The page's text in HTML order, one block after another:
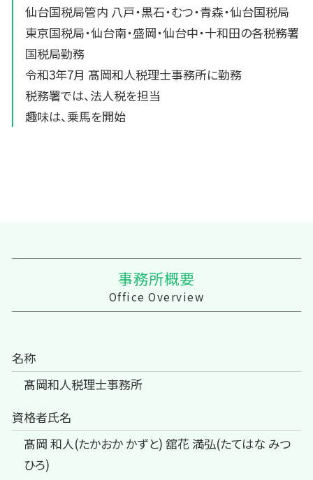
仙台国税局管内 八戸・黒石・むつ・青森・仙台国税局
東京国税局・仙台南・盛岡・仙台中・十和田の各税務署
国税局勤務
令和3年7月 髙岡和人税理士事務所に勤務
税務署では、法人税を担当
趣味は、乗馬を開始
事務所概要
Office Overview
名称
髙岡和人税理士事務所
資格者氏名
髙岡 和人(たかおか かずと) 舘花 満弘(たてはな みつ
ひろ)